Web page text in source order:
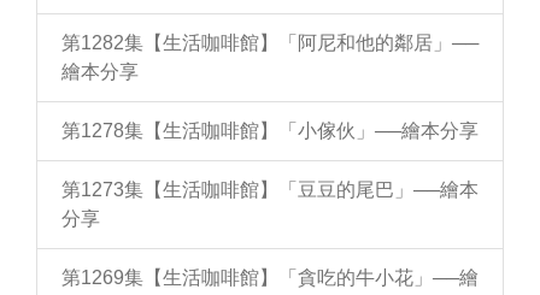
第1282集【生活咖啡館】「阿尼和他的鄰居」──
繪本分享
第1278集【生活咖啡館】「小傢伙」──繪本分享
第1273集【生活咖啡館】「豆豆的尾巴」──繪本
分享
第1269集【生活咖啡館】「貪吃的牛小花」──繪